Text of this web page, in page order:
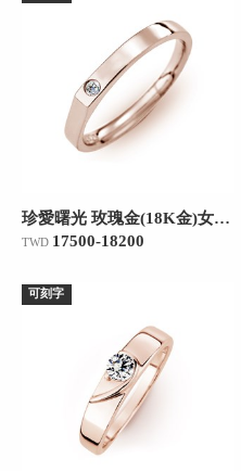
珍愛曙光 玫瑰金(18K金)女款結婚對戒
TWD 17500-18200
可刻字